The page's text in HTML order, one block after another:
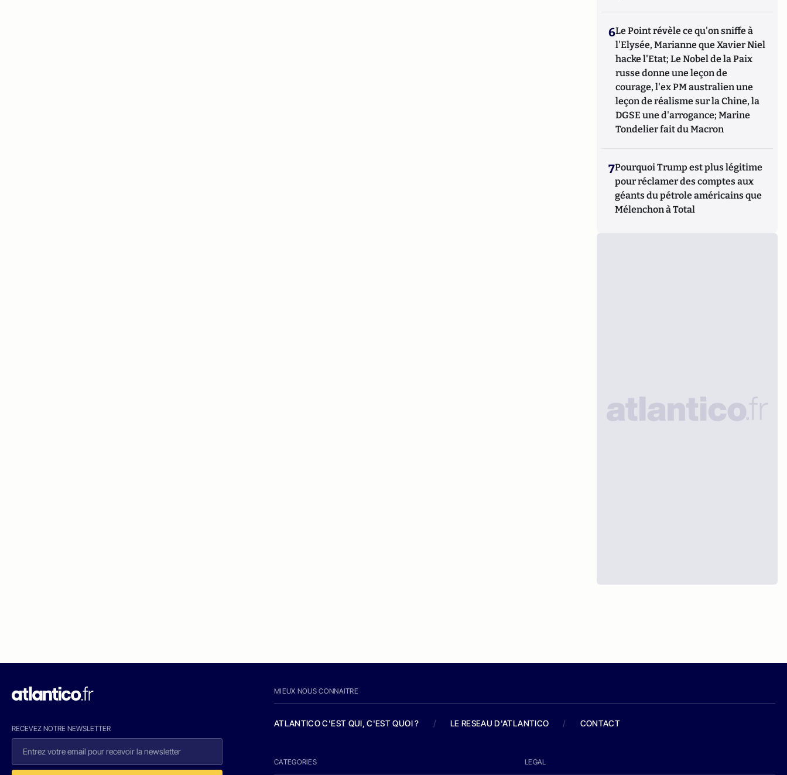
6Le Point révèle ce qu'on sniffe à
l'Elysée, Marianne que Xavier Niel
hacke l'Etat; Le Nobel de la Paix
russe donne une leçon de
courage, l'ex PM australien une
leçon de réalisme sur la Chine, la
DGSE une d'arrogance; Marine
Tondelier fait du Macron
7Pourquoi Trump est plus légitime
pour réclamer des comptes aux
géants du pétrole américains que
Mélenchon à Total
RECEVEZ NOTRE NEWSLETTER
MIEUX NOUS CONNAITRE
ATLANTICO C'EST QUI, C'EST QUOI ? / LE RESEAU D'ATLANTICO / CONTACT
CATEGORIES LEGAL